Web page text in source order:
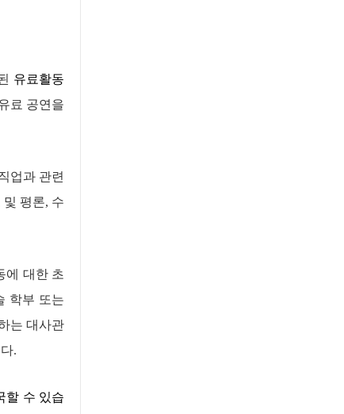
유료활동
료 공연을
업과 관련
및 평론, 수
에 대한 초
학부 또는
는 대사관
.
할 수 있습